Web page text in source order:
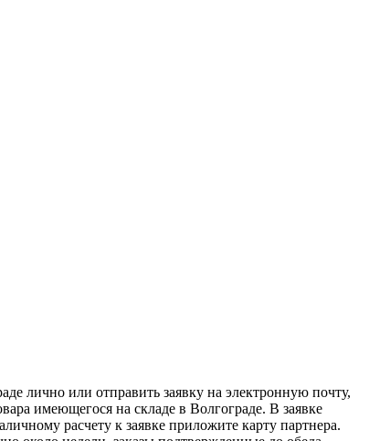
лично или отправить заявку на электронную почту,
имеющегося на складе в Волгограде. В заявке
расчету к заявке приложите карту партнера.